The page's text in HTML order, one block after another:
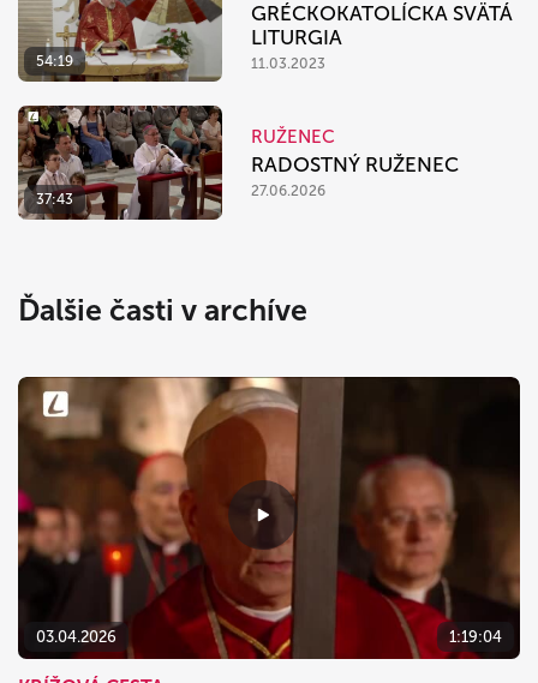
54:19
GRÉCKOKATOLÍCKA SVÄTÁ
LITURGIA
11.03.2023
37:43
RUŽENEC
RADOSTNÝ RUŽENEC
27.06.2026
Ďalšie časti v archíve
03.04.2026 1:19:04